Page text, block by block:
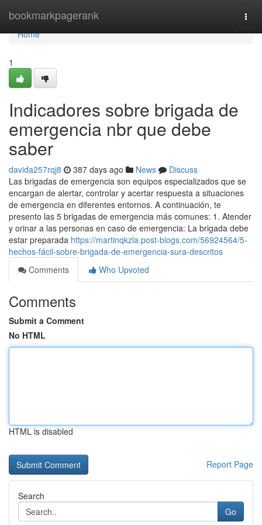
bookmarkpagerank
Home
Home
1
Indicadores sobre brigada de
emergencia nbr que debe
saber
davida257rqj8 387 days ago News
Discuss
Las brigadas de emergencia son equipos especializados que se
encargan de alertar, controlar y acertar respuesta a situaciones
de emergencia en diferentes entornos. A continuación, te
presento las 5 brigadas de emergencia más comunes: 1. Atender
y orinar a las personas en caso de emergencia: La brigada debe
estar preparada https://martinqkzla.post-blogs.com/56924564/5-
hechos-fácil-sobre-brigada-de-emergencia-sura-descritos
Comments
Who Upvoted
Comments
Submit a Comment
No HTML
HTML is disabled
Report Page
Search
Go